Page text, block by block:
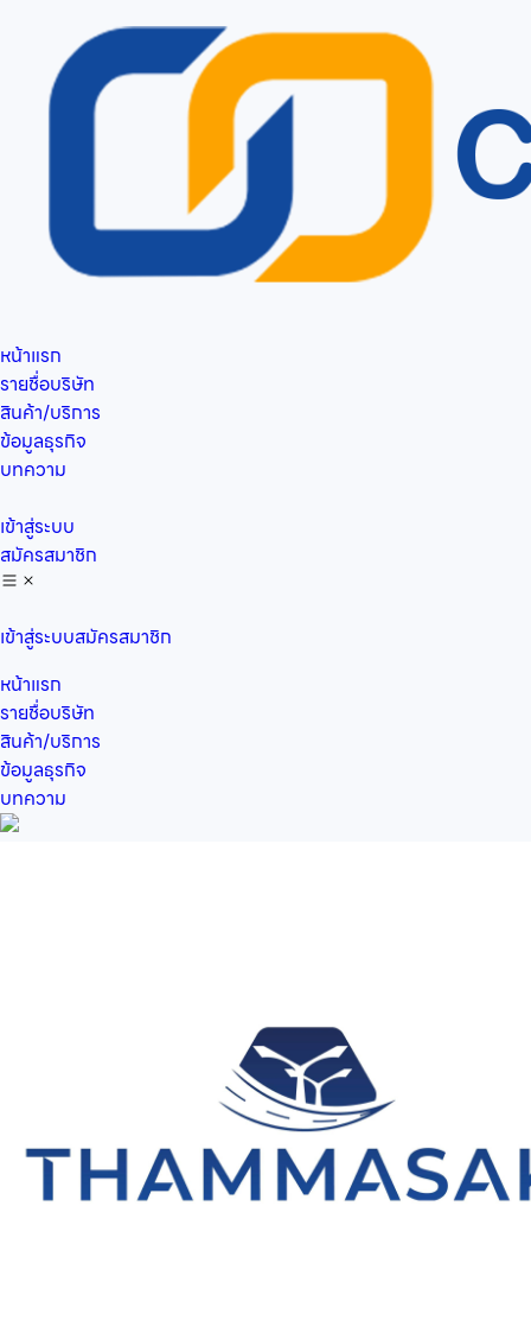
หน้าแรก
รายชื่อบริษัท
สินค้า/บริการ
ข้อมูลธุรกิจ
บทความ
เข้าสู่ระบบ
สมัครสมาชิก
เข้าสู่ระบบสมัครสมาชิก
หน้าแรก
รายชื่อบริษัท
สินค้า/บริการ
ข้อมูลธุรกิจ
บทความ